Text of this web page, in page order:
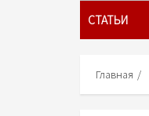
СТАТЬИ
Главная